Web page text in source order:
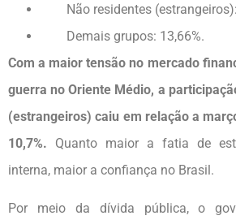
Não residentes (estrangeiros):
Demais grupos: 13,66%.
Com a maior tensão no mercado
guerra no Oriente Médio, a
(estrangeiros) caiu em relação a
10,7%. Quanto maior a fatia de
interna, maior a confiança no Brasil.
Por meio da dívida pública, o